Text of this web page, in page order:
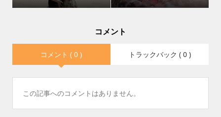
コメント
コメント ( 0 ) トラックバック ( 0 )
この記事へのコメントはありません。